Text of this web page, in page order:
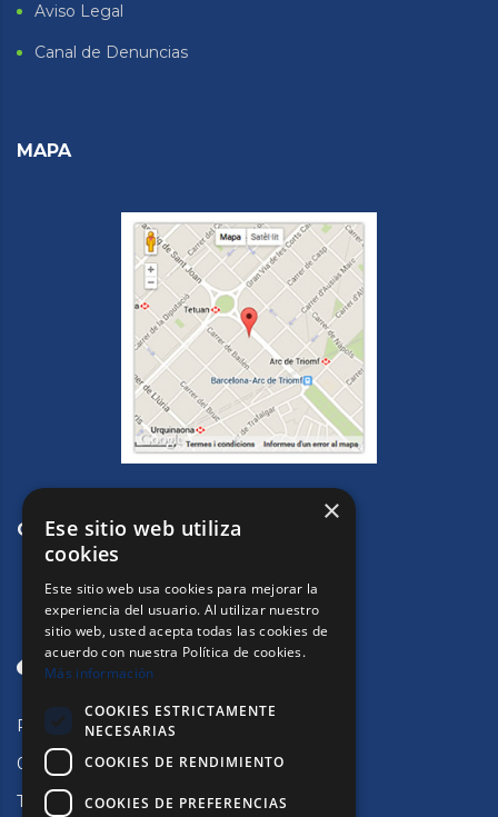
Aviso Legal
Canal de Denuncias
MAPA
CONTACTE
Passeig de Sant Joan, 33.
08010 Barcelona
Tlf: 932153223
×
Ese sitio web utiliza
cookies
Este sitio web usa cookies para mejorar la
experiencia del usuario. Al utilizar nuestro
sitio web, usted acepta todas las cookies de
acuerdo con nuestra Política de cookies.
Más información
COOKIES ESTRICTAMENTE
NECESARIAS
COOKIES DE RENDIMIENTO
COOKIES DE PREFERENCIAS